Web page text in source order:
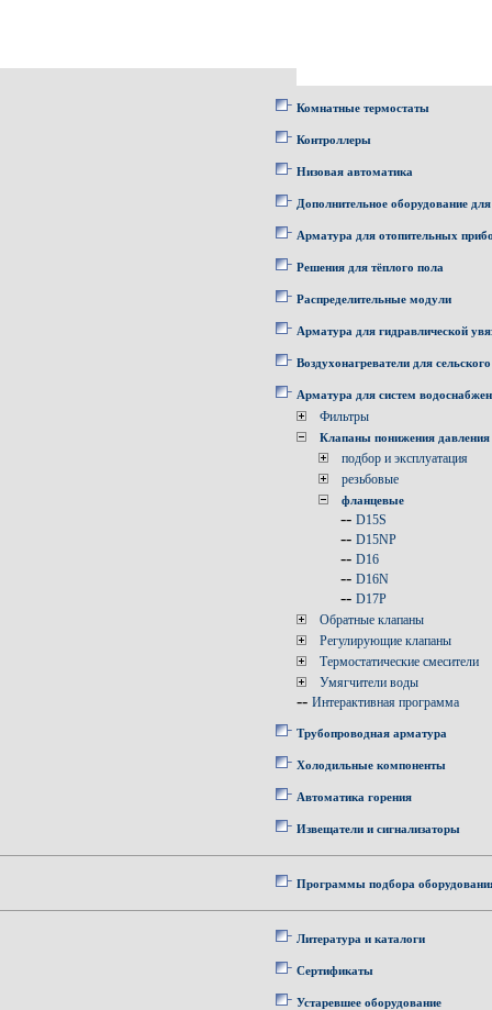
Комнатные термостаты
Контроллеры
Низовая автоматика
Дополнительное оборудование
Арматура для отопительных
Решения для тёплого пола
Распределительные модули
Арматура для гидравлической
Воздухонагреватели для
Арматура для систем
Фильтры
Клапаны понижения давления
подбор и эксплуатация
резьбовые
фланцевые
-- D15S
-- D15NP
-- D16
-- D16N
-- D17P
Обратные клапаны
Регулирующие клапаны
Термостатические смесители
Умягчители воды
-- Интерактивная программа
Трубопроводная арматура
Холодильные компоненты
Автоматика горения
Извещатели и сигнализаторы
Программы подбора
Литература и каталоги
Сертификаты
Устаревшее оборудование